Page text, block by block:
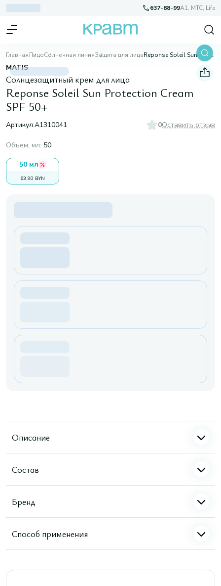
637-88-99A1, МТС, Life
ГлавнаяЛицоСолнечная линияЗащита для лица Reponse Soleil Sun Protection Cream SPF 50+
MATIS
Солнцезащитный крем для лица
Reponse Soleil Sun Protection Cream
SPF 50+
Артикул:A1310041 0Оставить отзыв
Объем, мл: 50
50 мл
63,90 BYN
Описание
Состав
Бренд
Способ применения